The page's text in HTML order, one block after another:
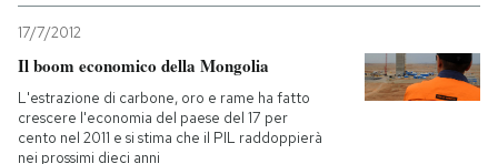
CALENDARIO
AREA PERSONALE
Entra
17/7/2012
Il boom economico della Mongolia
L'estrazione di carbone, oro e rame ha fatto
crescere l'economia del paese del 17 per
cento nel 2011 e si stima che il PIL raddoppierà
nei prossimi dieci anni